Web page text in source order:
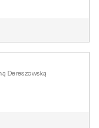
Dereszowską